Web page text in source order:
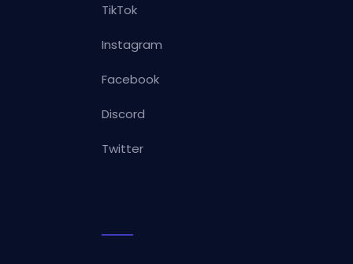
TikTok
Instagram
Facebook
Discord
Twitter